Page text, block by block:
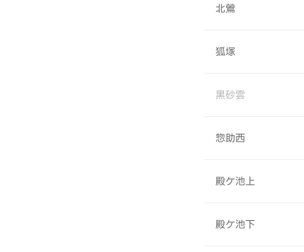
北鶯
狐塚
黒砂雲
惣助西
殿ケ池上
殿ケ池下